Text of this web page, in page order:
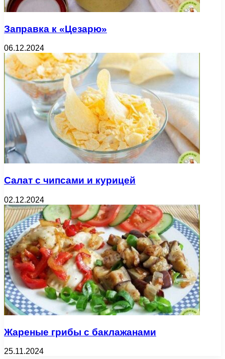
Заправка к «Цезарю»
06.12.2024
Салат с чипсами и курицей
02.12.2024
Жареные грибы с баклажанами
25.11.2024